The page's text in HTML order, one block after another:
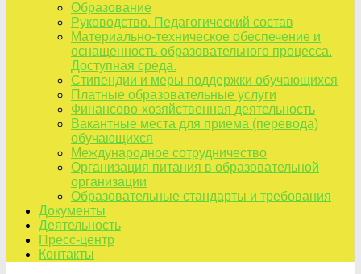
Образование
Руководство. Педагогический состав
Материально-техническое обеспечение и
оснащенность образовательного процесса.
Доступная среда.
Стипендии и меры поддержки обучающихся
Платные образовательные услуги
Финансово-хозяйственная деятельность
Вакантные места для приема (перевода)
обучающихся
Международное сотрудничество
Организация питания в образовательной
организации
Образовательные стандарты и требования
Документы
Деятельность
Пресс-центр
Контакты